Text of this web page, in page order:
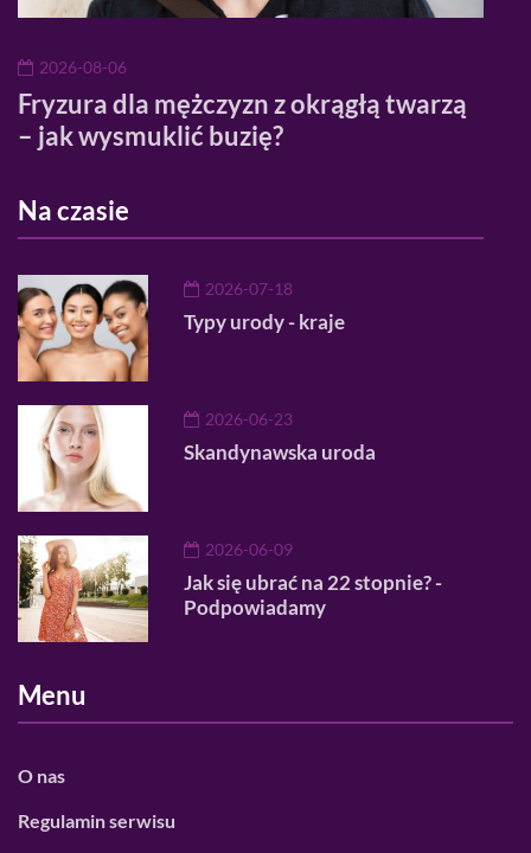
2026-08-06
Fryzura dla mężczyzn z okrągłą twarzą
– jak wysmuklić buzię?
Na czasie
2026-07-18
Typy urody - kraje
2026-06-23
Skandynawska uroda
2026-06-09
Jak się ubrać na 22 stopnie? -
Podpowiadamy
Menu
O nas
Regulamin serwisu